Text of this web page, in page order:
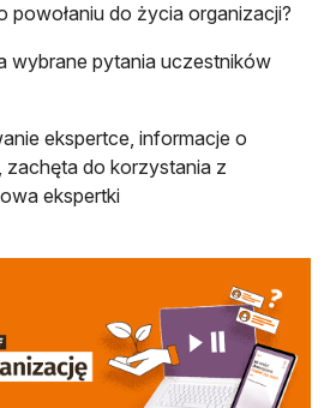
powołaniu do życia organizacji?
karcie
wybrane pytania uczestników
nowej karcie
ekspertce, informacje o
zachęta do korzystania z
ekspertki